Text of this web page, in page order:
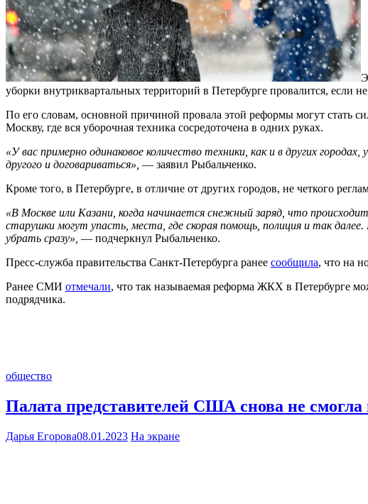
уборки внутриквартальных территорий в Петербурге провалится, если
По его словам, основной причиной провала этой реформы могут стать
Москву, где вся уборочная техника сосредоточена в одних руках.
«У вас примерно одинаковое количество техники, как и в других
другого и договариваться», — заявил Рыбальченко.
Кроме того, в Петербурге, в отличие от других городов, не четкого
«В Москве или Казани, когда начинается снежный заряд, что
старушки могут упасть, места, где скорая помощь, полиция и так
убрать сразу», — подчеркнул Рыбальченко.
Пресс-служба правительства Санкт-Петербурга ранее сообщила, что на
Ранее СМИ отмечали, что так называемая реформа ЖКХ в Петербурге
подрядчика.
общество
Палата представителей США снова не смогла
Дарья Егорова08.01.2023 На экране